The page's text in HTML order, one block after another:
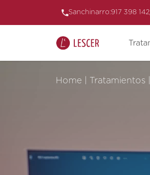
Sanchinarro:917 398 142
Home Tratamientos